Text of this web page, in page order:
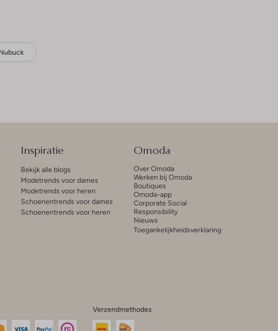
Inspiratie
Bekijk alle blogs
Modetrends voor dames
Modetrends voor heren
Schoenentrends voor dames
Schoenentrends voor heren
Omoda
Over Omoda
Werken bij Omoda
Boutiques
Omoda-app
Corporate Social
Responsibility
Nieuws
Toegankelijkheidsverklaring
Verzendmethodes